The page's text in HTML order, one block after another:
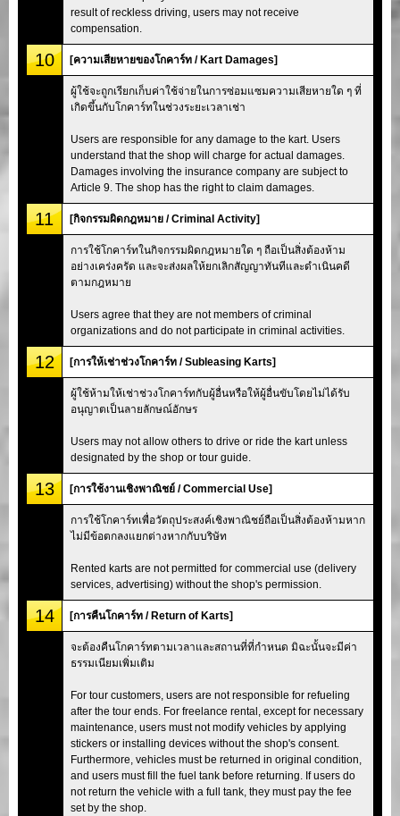
result of reckless driving, users may not receive
compensation.
10 [ความเสียหายของโกคาร์ท / Kart Damages]
ผู้ใช้จะถูกเรียกเก็บค่าใช้จ่ายในการซ่อมแซมความเสียหายใด ๆ ที่
เกิดขึ้นกับโกคาร์ทในช่วงระยะเวลาเช่า
Users are responsible for any damage to the kart. Users
understand that the shop will charge for actual damages.
Damages involving the insurance company are subject to
Article 9. The shop has the right to claim damages.
11 [กิจกรรมผิดกฎหมาย / Criminal Activity]
การใช้โกคาร์ทในกิจกรรมผิดกฎหมายใด ๆ ถือเป็นสิ่งต้องห้าม
อย่างเคร่งครัด และจะส่งผลให้ยกเลิกสัญญาทันทีและดำเนินคดี
ตามกฎหมาย
Users agree that they are not members of criminal
organizations and do not participate in criminal activities.
12 [การให้เช่าช่วงโกคาร์ท / Subleasing Karts]
ผู้ใช้ห้ามให้เช่าช่วงโกคาร์ทกับผู้อื่นหรือให้ผู้อื่นขับโดยไม่ได้รับ
อนุญาตเป็นลายลักษณ์อักษร
Users may not allow others to drive or ride the kart unless
designated by the shop or tour guide.
13 [การใช้งานเชิงพาณิชย์ / Commercial Use]
การใช้โกคาร์ทเพื่อวัตถุประสงค์เชิงพาณิชย์ถือเป็นสิ่งต้องห้ามหาก
ไม่มีข้อตกลงแยกต่างหากกับบริษัท
Rented karts are not permitted for commercial use (delivery
services, advertising) without the shop's permission.
14 [การคืนโกคาร์ท / Return of Karts]
จะต้องคืนโกคาร์ทตามเวลาและสถานที่ที่กำหนด มิฉะนั้นจะมีค่า
ธรรมเนียมเพิ่มเติม
For tour customers, users are not responsible for refueling
after the tour ends. For freelance rental, except for necessary
maintenance, users must not modify vehicles by applying
stickers or installing devices without the shop's consent.
Furthermore, vehicles must be returned in original condition,
and users must fill the fuel tank before returning. If users do
not return the vehicle with a full tank, they must pay the fee
set by the shop.